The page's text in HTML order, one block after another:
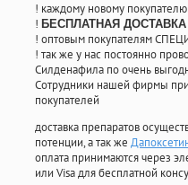
! каждому новому покупателю
! БЕСПЛАТНАЯ ДОСТАВКА
! оптовым покупателям
! так же у нас постоянно
Силденафила по очень
Cотрудники нашей фирмы
покупателей
доставка препаратов
потенции, а так же
оплата принимаются через
или Visa для бесплатной